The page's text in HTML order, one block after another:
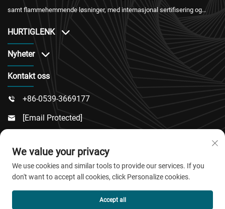
samt flammehemmende løsninger, med internasjonal sertifisering og
HURTIGLENK
Nyheter
Kontakt oss
 +86-0539-3669177
 [email Protected]
Fylke, Weifang-By, Shandong-Provinsen
Copyright © 2026 QingDao Jiaobao New Material Co.,Ltd.
Alle rettigheter forbeholdt.
We value your privacy
We use cookies and similar tools to provide our services. If you
don't want to accept all cookies, click Personalize cookies.
Accept all